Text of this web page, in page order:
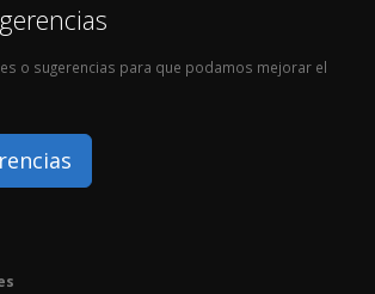
o sugerencias para que podamos mejorar el